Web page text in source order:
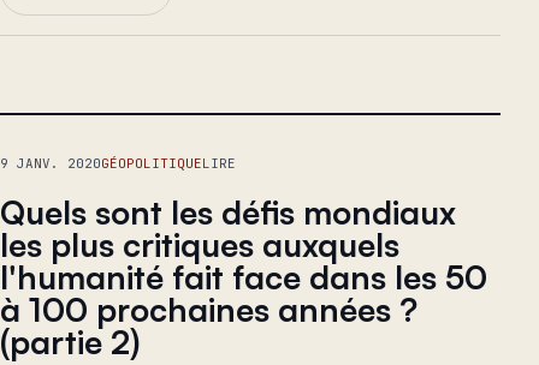
9 JANV. 2020GÉOPOLITIQUELIRE
Quels sont les défis mondiaux
les plus critiques auxquels
l'humanité fait face dans les 50
à 100 prochaines années ?
(partie 2)